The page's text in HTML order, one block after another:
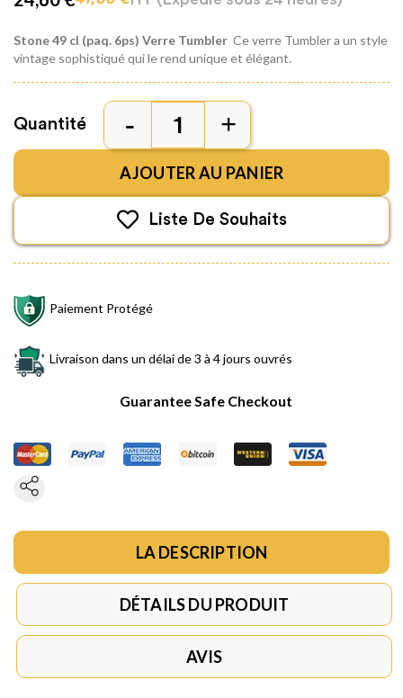
Stone 49 cl (paq. 6ps) Verre Tumbler Ce verre Tumbler a un style
vintage sophistiqué qui le rend unique et élégant.
Quantité
AJOUTER AU PANIER
Liste De Souhaits
Paiement Protégé
Livraison dans un délai de 3 à 4 jours ouvrés
Guarantee Safe Checkout
LA DESCRIPTION
DÉTAILS DU PRODUIT
AVIS